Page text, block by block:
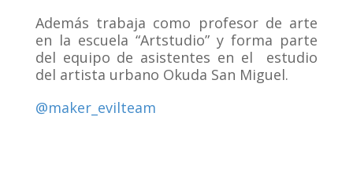
Además trabaja como profesor de arte
en la escuela “Artstudio” y forma parte
del equipo de asistentes en el estudio
del artista urbano Okuda San Miguel.
@maker_evilteam